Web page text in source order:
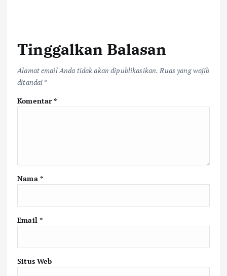
Tinggalkan Balasan
Alamat email Anda tidak akan dipublikasikan. Ruas yang wajib
ditandai *
Komentar*
Nama *
Email *
Situs Web